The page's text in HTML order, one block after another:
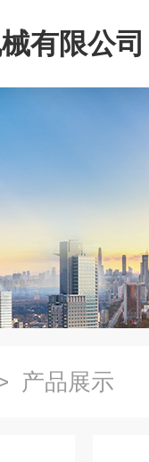
有限公司
产品展示